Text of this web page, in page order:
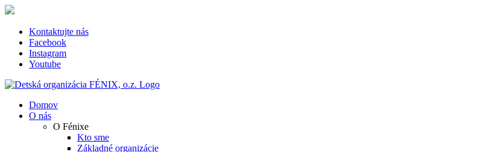
Skip
contentKontaktujte nás
Facebook
Instagram
Youtube
Domov
O nás
O Fénixe
Kto sme
Základné organizácie